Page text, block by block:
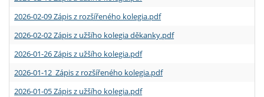
2026-02-09 Zápis z rozšířeného kolegia.pdf
2026-02-02 Zápis z užšího kolegia děkanky.pdf
2026-01-26 Zápis z užšího kolegia.pdf
2026-01-12 Zápis z rozšířeného kolegia.pdf
2026-01-05 Zápis z užšího kolegia.pdf